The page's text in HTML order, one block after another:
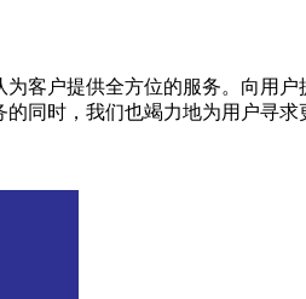
客户提供全方位的服务。向用
同时，我们也竭力地为用户寻求